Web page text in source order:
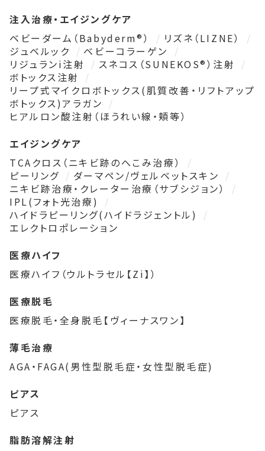
注入治療・エイジングケア
ベビーダーム（Babyderm®）
リズネ（LIZNE）
ジュベルック
ベビーコラーゲン
リジュランi注射
スネコス（SUNEKOS®）注射
ボトックス注射
リープ式マイクロボトックス(肌質改善・リフトアップ
ボトックス)アラガン
ヒアルロン酸注射（ほうれい線・頬等）
エイジングケア
TCAクロス（ニキビ跡のへこみ治療）
ピーリング
ダーマペン/ヴェルベットスキン
ニキビ跡治療・クレーター治療（サブシジョン）
IPL(フォト光治療)
ハイドラピーリング(ハイドラジェントル)
エレクトロポレーション
医療ハイフ
医療ハイフ（ウルトラセル【Zi】）
医療脱毛
医療脱毛・全身脱毛【ヴィーナスワン】
薄毛治療
AGA・FAGA(男性型脱毛症・女性型脱毛症)
ピアス
ピアス
脂肪溶解注射